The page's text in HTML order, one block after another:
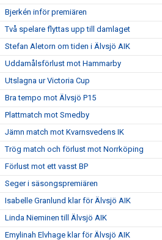
Bjerkén inför premiären
Två spelare flyttas upp till damlaget
Stefan Aletorn om tiden i Älvsjö AIK
Uddamålsförlust mot Hammarby
Utslagna ur Victoria Cup
Bra tempo mot Älvsjö P15
Plattmatch mot Smedby
Jämn match mot Kvarnsvedens IK
Trög match och förlust mot Norrköping
Förlust mot ett vasst BP
Seger i säsongspremiären
Isabelle Granlund klar för Älvsjö AIK
Linda Nieminen till Älvsjö AIK
Emylinah Elvhage klar för Älvsjö AIK